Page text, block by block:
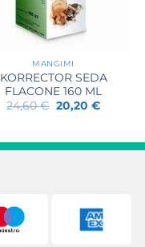
MANGIMI
KORRECTOR SEDA
FLACONE 160 ML
24,60€ Il
prezzo
24,60 €.
20,20 €Il
20,20 €.